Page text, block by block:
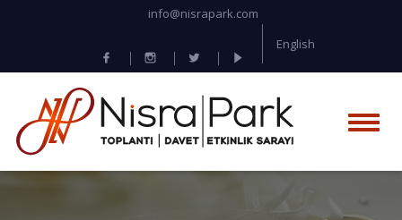
info@nisrapark.com
English